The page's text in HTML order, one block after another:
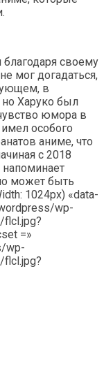
своему
мог догадаться,
в
Харуко был
юмора в
особого
аниме, что
с 2018
может быть
1024px) «data-
wp-
=»
wp-